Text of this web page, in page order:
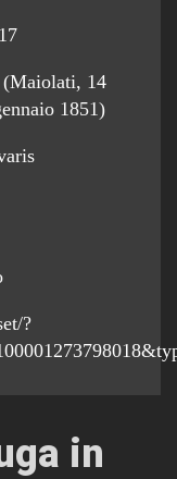
(Maiolati, 14
1851)
?
in